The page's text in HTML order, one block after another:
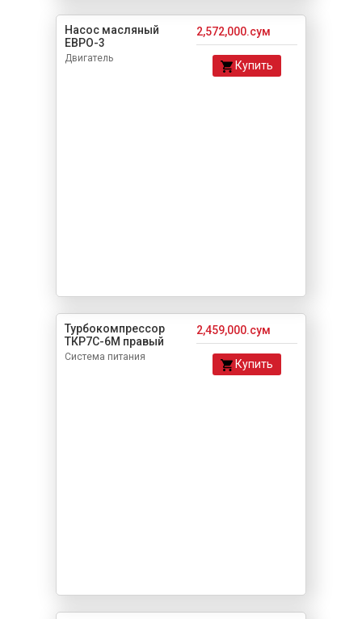
Насос масляный
ЕВРО-3
Двигатель
2,572,000.сум
Купить
Турбокомпрессор
ТКР7С-6M правый
Система питания
2,459,000.сум
Купить